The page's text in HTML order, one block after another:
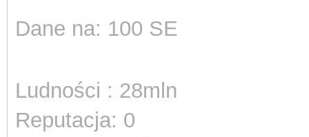
Dane na: 100 SE
Ludności : 28mln
Reputacja: 0